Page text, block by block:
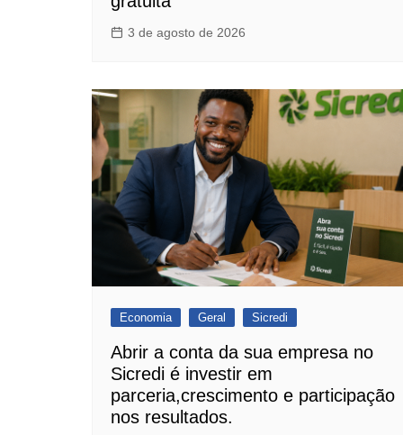
3 de agosto de 2026
Economia Geral Sicredi
Abrir a conta da sua empresa no
Sicredi é investir em
parceria,crescimento e participação
nos resultados.